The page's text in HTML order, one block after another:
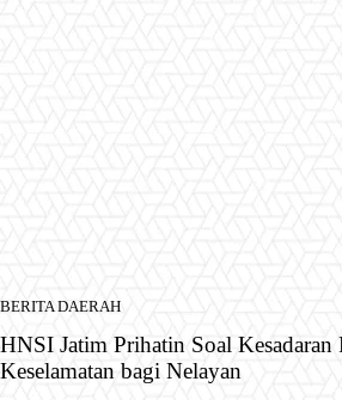
BERITA DAERAH
HNSI Jatim Prihatin Soal Kesadaran
Keselamatan bagi Nelayan